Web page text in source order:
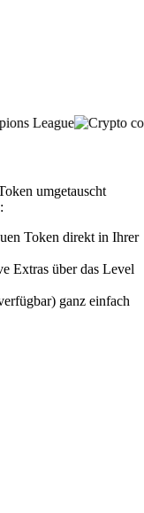
umgetauscht
Token direkt in Ihrer
Extras über das Level
ganz einfach